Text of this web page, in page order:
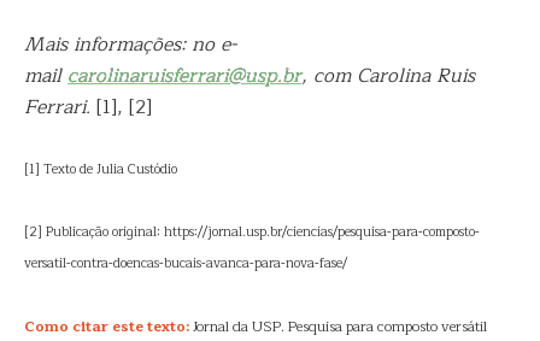
Mais informações: no e-
mailcarolinaruisferrari@usp.br, com Carolina Ruis
Ferrari. [1], [2]
[1] Texto de Julia Custódio
[2] Publicação original: https://jornal.usp.br/ciencias/pesquisa-para-composto-
versatil-contra-doencas-bucais-avanca-para-nova-fase/
Como citar este texto:Jornal da USP. Pesquisa para composto versátil